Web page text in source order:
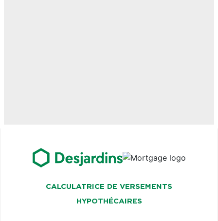
CALCULATRICE DE VERSEMENTS
HYPOTHÉCAIRES